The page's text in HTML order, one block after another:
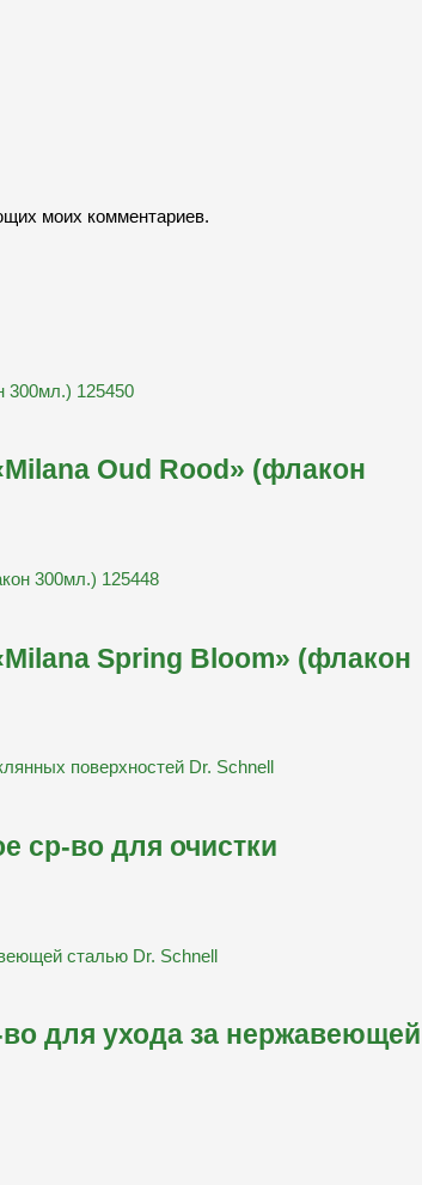
моих комментариев.
Oud Rood» (флакон
Spring Bloom» (флакон
ср-во для очистки
во для ухода за нержавеющей